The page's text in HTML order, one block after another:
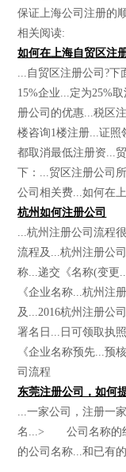
保证上海公司注册的
相关阅读:
如何在上海自贸区注
...自贸区注册公司?
15%企业...定为25%
册公司的优惠...税区
楼咨询1楼注册...证照
都取消最低注册资...
下：...贸区注册公司
公司相关费...如何在
杭州如何注册公司
...杭州注册公司流程
流程及...杭州注册公
称...递交《名称(变更
《企业名称...杭州注
及...2016杭州注册公
署名日...日可领取执
《企业名称预先...预
司流程
东莞注册公司，如何
...一家公司，注册一
名...> 公司名称的
的公司名称...和已有